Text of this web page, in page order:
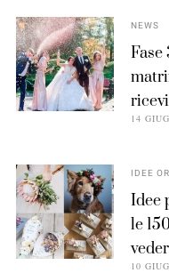
NEWS
14
IDEE
Idee
le
10